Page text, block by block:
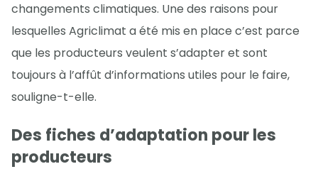
changements climatiques. Une des raisons pour
lesquelles Agriclimat a été mis en place c’est parce
que les producteurs veulent s’adapter et sont
toujours à l’affût d’informations utiles pour le faire,
souligne-t-elle.
Des fiches d’adaptation pour les
producteurs